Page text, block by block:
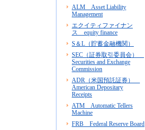
ALM Asset Liability
Management
エクイティファイナン
ス equity finance
S＆L（貯蓄金融機関）
SEC（証券取引委員会）
Securities and Exchange
Commission
ADR（米国預託証券）
American Depositary
Receipts
ATM Automatic Tellers
Machine
FRB Federal Reserve Board